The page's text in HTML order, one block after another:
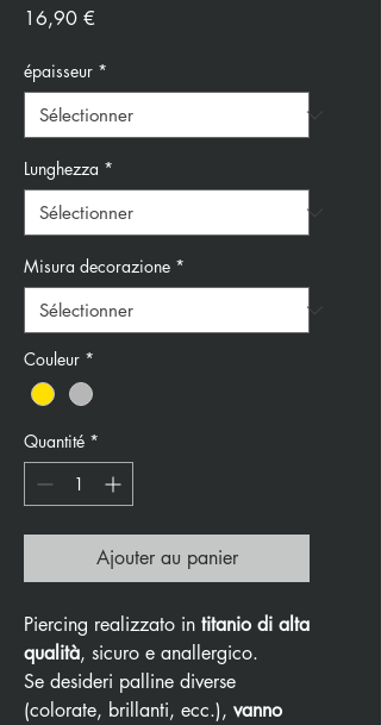
16,90 €
épaisseur *
Lunghezza *
Misura decorazione *
Couleur *
Quantité *
Ajouter au panier
Piercing realizzato in titanio di alta
qualità, sicuro e anallergico.
Se desideri palline diverse
(colorate, brillanti, ecc.), vanno